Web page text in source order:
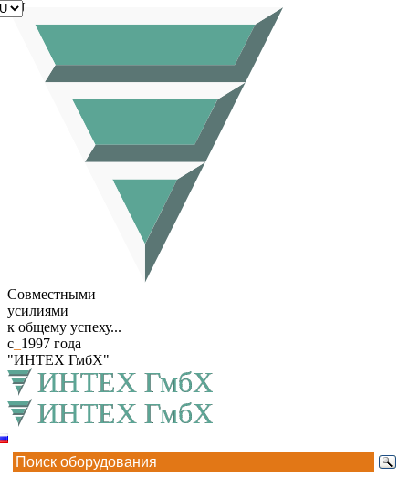
Совместными
усилиями
к общему успеху...
с 1997 года
"ИНТЕХ ГмбХ"
RU